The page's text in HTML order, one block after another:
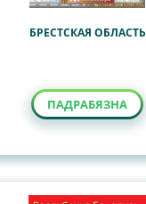
БРЕСТСКАЯ ОБЛАСТЬ
ПАДРАБЯЗНА